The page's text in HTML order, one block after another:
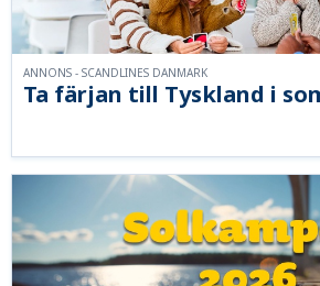
Ta färjan till Tyskland i
ANNONS - SCANDLINES DANMARK